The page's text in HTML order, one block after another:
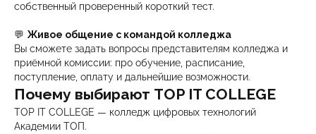
собственный проверенный короткий тест.
💬 Живое общение с командой колледжа
Вы сможете задать вопросы представителям колледжа и
приёмной комиссии: про обучение, расписание,
поступление, оплату и дальнейшие возможности.
Почему выбирают TOP IT COLLEGE
TOP IT COLLEGE — колледж цифровых технологий
Академии ТОП.